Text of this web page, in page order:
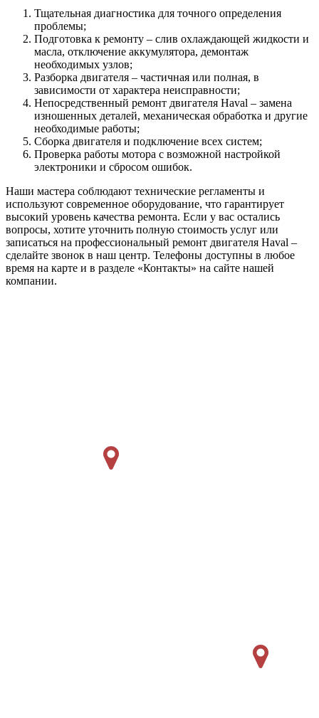
Тщательная диагностика для точного определения
проблемы;
Подготовка к ремонту – слив охлаждающей жидкости и
масла, отключение аккумулятора, демонтаж
необходимых узлов;
Разборка двигателя – частичная или полная, в
зависимости от характера неисправности;
Непосредственный ремонт двигателя Haval – замена
изношенных деталей, механическая обработка и другие
необходимые работы;
Сборка двигателя и подключение всех систем;
Проверка работы мотора с возможной настройкой
электроники и сбросом ошибок.
Наши мастера соблюдают технические регламенты и
используют современное оборудование, что гарантирует
высокий уровень качества ремонта. Если у вас остались
вопросы, хотите уточнить полную стоимость услуг или
записаться на профессиональный ремонт двигателя Haval –
сделайте звонок в наш центр. Телефоны доступны в любое
время на карте и в разделе «Контакты» на сайте нашей
компании.